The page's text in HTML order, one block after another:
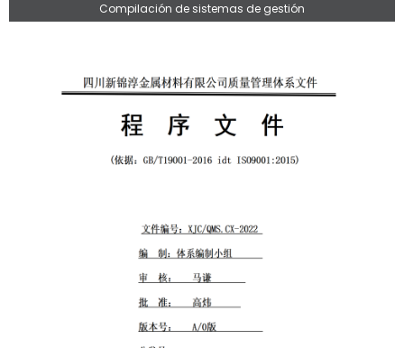
Compilación de sistemas de gestión